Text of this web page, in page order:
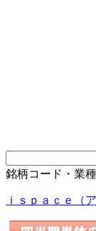
銘柄コード・業
ｉｓｐａｃｅ（